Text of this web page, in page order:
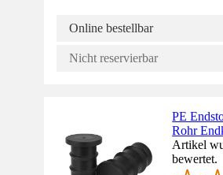
Online bestellbar
Nicht reservierbar
PE
Rohr
Artikel
bewertet.